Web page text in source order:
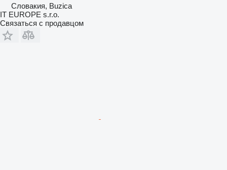
Словакия, Buzica
IT EUROPE s.r.o.
Связаться с продавцом